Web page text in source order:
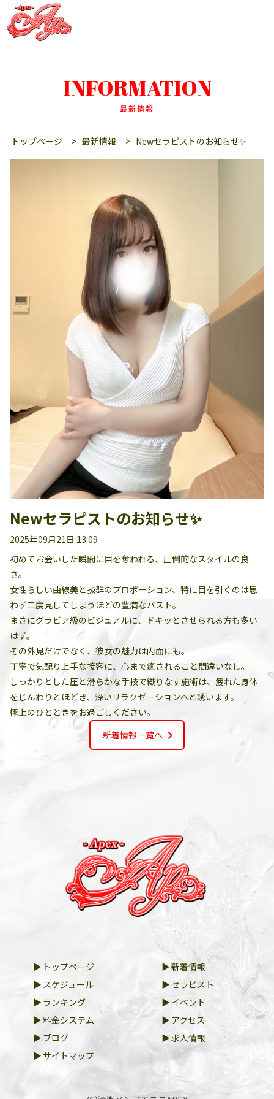
最新情報
INFORMATION
トップページ > 最新情報 > Newセラピストのお知らせ✨
Newセラピストのお知らせ✨
2025年09月21日 13:09
初めてお会いした瞬間に目を奪われる、圧倒的なスタイルの良
さ。
女性らしい曲線美と抜群のプロポーション、特に目を引くのは思
わず二度見してしまうほどの豊満なバスト。
まさにグラビア級のビジュアルに、ドキッとさせられる方も多い
はず。
その外見だけでなく、彼女の魅力は内面にも。
丁寧で気配り上手な接客に、心まで癒されること間違いなし。
しっかりとした圧と滑らかな手技で織りなす施術は、疲れた身体
をじんわりとほどき、深いリラクゼーションへと誘います。
極上のひとときをお過ごしください。
新着情報一覧へ chevron_right
トップページ
新着情報
スケジュール
セラピスト
ランキング
イベント
料金システム
アクセス
ブログ
求人情報
サイトマップ